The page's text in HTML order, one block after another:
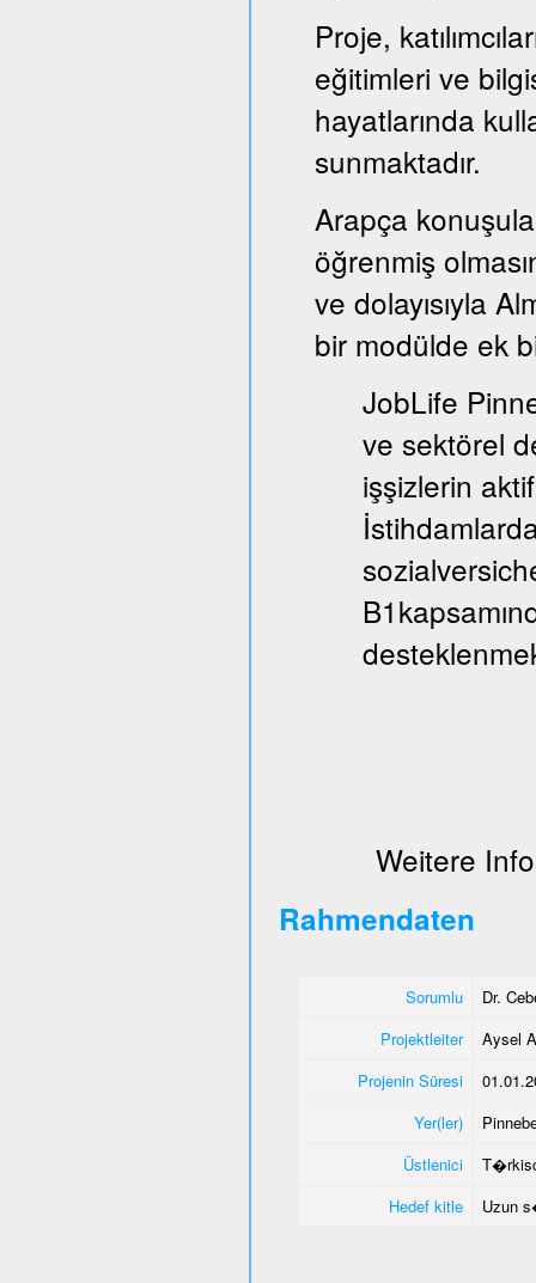
Proje,
eğitimleri ve
hayatlarında
sunmaktadır.
Arapça
öğrenmiş
ve dolayısıyla
bir modülde ek
JobLife
ve sektörel
işşizlerin
Weitere
Rahmendaten
Sorumlu
Dr.
Projektleiter
Aysel
Projenin Süresi
Yer(ler)
Üstlenici
Hedef kitle
Uzun